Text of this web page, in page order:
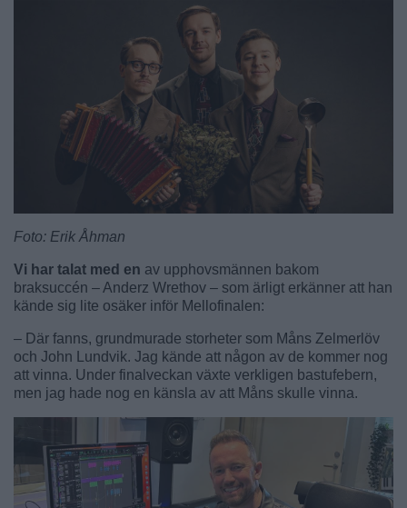
Foto: Erik Åhman
Vi har talat med en av upphovsmännen bakom
braksuccén – Anderz Wrethov – som ärligt erkänner att han
kände sig lite osäker inför Mellofinalen:
– Där fanns, grundmurade storheter som Måns Zelmerlöv
och John Lundvik. Jag kände att någon av de kommer nog
att vinna. Under finalveckan växte verkligen bastufebern,
men jag hade nog en känsla av att Måns skulle vinna.